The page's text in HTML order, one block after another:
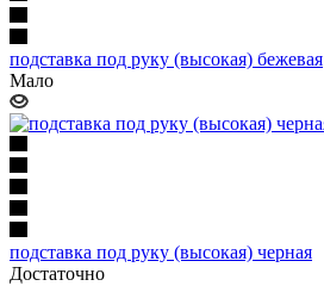
подставка под руку (высокая) бежевая
Мало
подставка под руку (высокая) черная
Достаточно